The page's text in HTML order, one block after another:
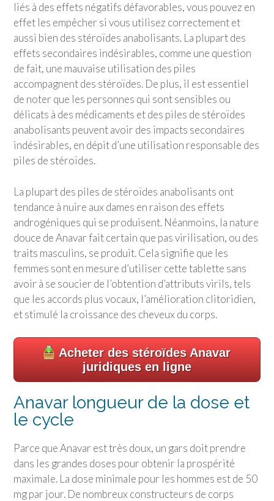
liés à des effets négatifs défavorables, vous pouvez en
effet les empêcher si vous utilisez correctement et
aussi bien des stéroïdes anabolisants. La plupart des
effets secondaires indésirables, comme une question
de fait, une mauvaise utilisation des piles
accompagnent des stéroïdes. De plus, il est essentiel
de noter que les personnes qui sont sensibles ou
délicats à des médicaments et des piles de stéroïdes
anabolisants peuvent avoir des impacts secondaires
indésirables, en dépit d’une utilisation responsable des
piles de stéroïdes.
La plupart des piles de stéroïdes anabolisants ont
tendance à nuire aux dames en raison des effets
androgéniques qui se produisent. Néanmoins, la nature
douce de Anavar fait certain que pas virilisation, ou des
traits masculins, se produit. Cela signifie que les
femmes sont en mesure d’utiliser cette tablette sans
avoir à se soucier de l’obtention d’attributs virils, tels
que les accords plus vocaux, l’amélioration clitoridien,
et stimulé la croissance des cheveux du corps.
Acheter des stéroïdes Anavar
juridiques en ligne
Anavar longueur de la dose et
le cycle
Parce que Anavar est très doux, un gars doit prendre
dans les grandes doses pour obtenir la prospérité
maximale. La dose minimale pour les hommes est de 50
mg par jour. De nombreux constructeurs de corps